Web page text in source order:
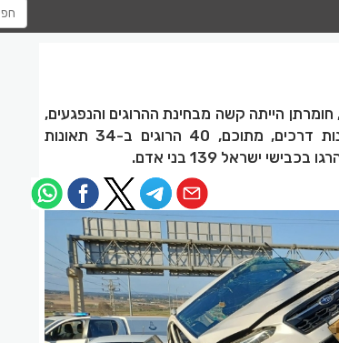
הייתה קשה מבחינת ההרוגים והנפגעים,
בחודש מאי לבדו היו 882 נפגעים ב-498 תאונות דרכים, מתוכם, 40 הרוגים ב-34 תאונות
ישראל 139 בני אדם.